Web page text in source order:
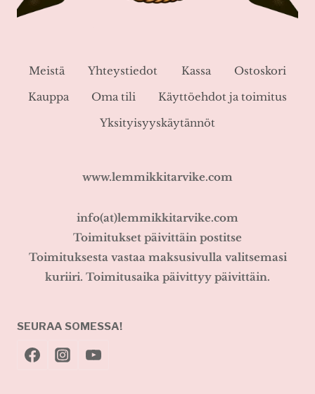
Meistä Yhteystiedot Kassa
Ostoskori
Kauppa
Oma tili
Käyttöehdot ja toimitus
Yksityisyyskäytännöt
www.lemmikkitarvike.com
info(at)lemmikkitarvike.com
Toimitukset päivittäin postitse
Toimituksesta vastaa maksusivulla valitsemasi
kuriiri. Toimitusaika päivittyy päivittäin.
SEURAA SOMESSA!